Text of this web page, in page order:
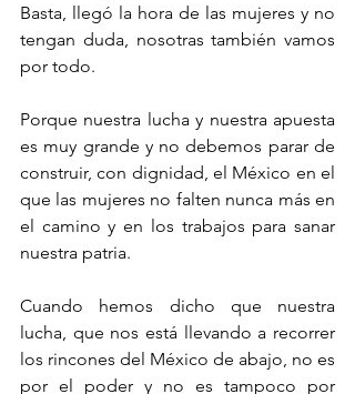
Basta, llegó la hora de las mujeres y no
tengan duda, nosotras también vamos
por todo.
Porque nuestra lucha y nuestra apuesta
es muy grande y no debemos parar de
construir, con dignidad, el México en el
que las mujeres no falten nunca más en
el camino y en los trabajos para sanar
nuestra patria.
Cuando hemos dicho que nuestra
lucha, que nos está llevando a recorrer
los rincones del México de abajo, no es
por el poder y no es tampoco por